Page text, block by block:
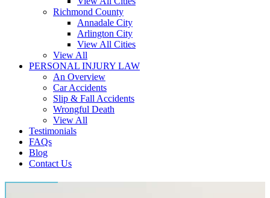
Richmond County
Annadale City
Arlington City
View All Cities
View All
PERSONAL INJURY LAW
An Overview
Car Accidents
Slip & Fall Accidents
Wrongful Death
View All
Testimonials
FAQs
Blog
Contact Us